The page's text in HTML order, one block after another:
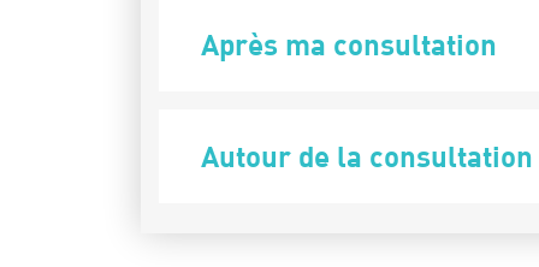
Après ma consultation
Autour de la consultation